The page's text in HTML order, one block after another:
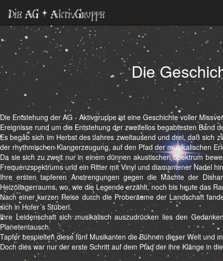
Die
Die Entstehung der AG - Aktivgruppe ist eine Geschichte voller
Ereignisse rund um die Entstehung der zweifellos begabtesten Band
Es begab sich im Herbst des Jahres zweitausend und drei, daß sich
der rhythmischen Klangerzeugung, auf den Pfad der musikalischen
Da sie sich zu zweit nur in einem dünnen akustischen Spektrum
Frequenzspektrums und ein Ritter mit Vinyl und diamantener Nadel
Ihre ersten tapferen Anstrengungen gegen die Mächte der
Heizöllagerraums, wo, wie die Legende erzählt, noch bis heute das
Nach einer kurzen Reise durch die Proberäume der Landschaft
sich in Hofer´s Stüberl.
Ihre Leidenschaft sich musikalisch auszudrücken lies den
Planetentausch.
Tapfer bespielten diese fünf Musikanten die Bühnen dieser Welt und
Doch dies war nur der erste Schritt auf dem Pfad der ihre Klänge in